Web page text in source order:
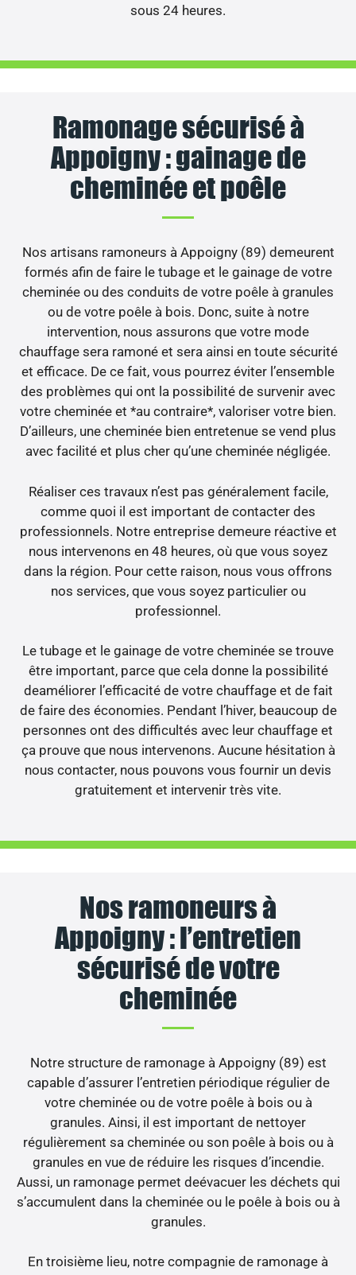
sous 24 heures.
Ramonage sécurisé à
Appoigny : gainage de
cheminée et poêle
Nos artisans ramoneurs à Appoigny (89) demeurent
formés afin de faire le tubage et le gainage de votre
cheminée ou des conduits de votre poêle à granules
ou de votre poêle à bois. Donc, suite à notre
intervention, nous assurons que votre mode
chauffage sera ramoné et sera ainsi en toute sécurité
et efficace. De ce fait, vous pourrez éviter l’ensemble
des problèmes qui ont la possibilité de survenir avec
votre cheminée et *au contraire*, valoriser votre bien.
D’ailleurs, une cheminée bien entretenue se vend plus
avec facilité et plus cher qu’une cheminée négligée.
Réaliser ces travaux n’est pas généralement facile,
comme quoi il est important de contacter des
professionnels. Notre entreprise demeure réactive et
nous intervenons en 48 heures, où que vous soyez
dans la région. Pour cette raison, nous vous offrons
nos services, que vous soyez particulier ou
professionnel.
Le tubage et le gainage de votre cheminée se trouve
être important, parce que cela donne la possibilité
deaméliorer l’efficacité de votre chauffage et de fait
de faire des économies. Pendant l’hiver, beaucoup de
personnes ont des difficultés avec leur chauffage et
ça prouve que nous intervenons. Aucune hésitation à
nous contacter, nous pouvons vous fournir un devis
gratuitement et intervenir très vite.
Nos ramoneurs à
Appoigny : l’entretien
sécurisé de votre
cheminée
Notre structure de ramonage à Appoigny (89) est
capable d’assurer l’entretien périodique régulier de
votre cheminée ou de votre poêle à bois ou à
granules. Ainsi, il est important de nettoyer
régulièrement sa cheminée ou son poêle à bois ou à
granules en vue de réduire les risques d’incendie.
Aussi, un ramonage permet deévacuer les déchets qui
s’accumulent dans la cheminée ou le poêle à bois ou à
granules.
En troisième lieu, notre compagnie de ramonage à